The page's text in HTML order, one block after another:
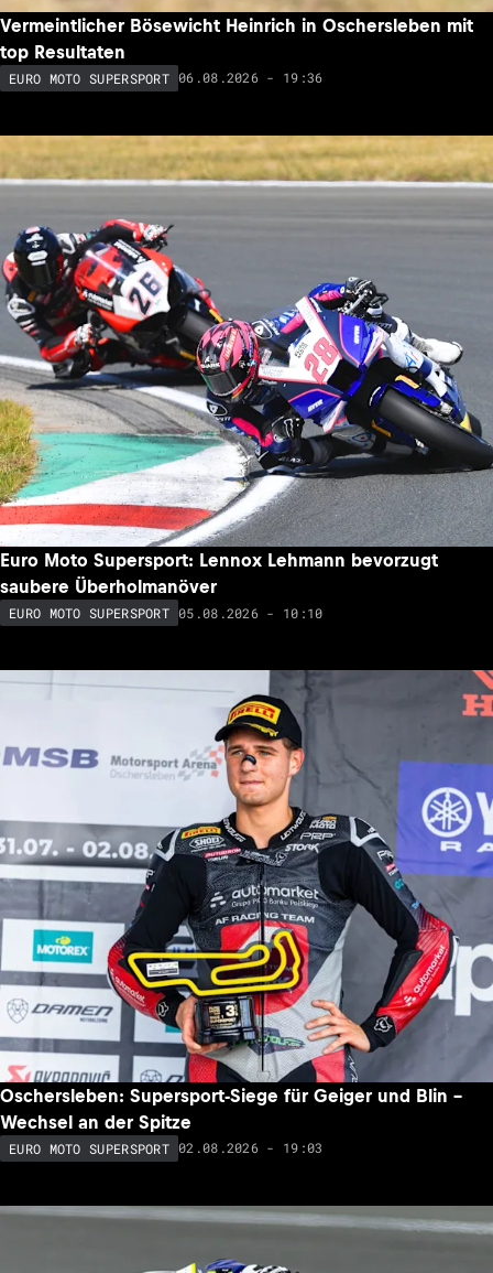
Vermeintlicher Bösewicht Heinrich in Oschersleben mit
top Resultaten
EURO MOTO SUPERSPORT 06.08.2026 - 19:36
Euro Moto Supersport: Lennox Lehmann bevorzugt
saubere Überholmanöver
EURO MOTO SUPERSPORT 05.08.2026 - 10:10
Oschersleben: Supersport-Siege für Geiger und Blin –
Wechsel an der Spitze
EURO MOTO SUPERSPORT 02.08.2026 - 19:03